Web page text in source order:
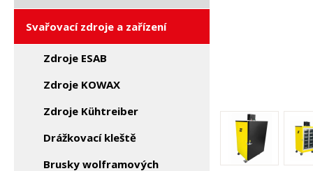
Svařovací zdroje a zařízení
Zdroje ESAB
Zdroje KOWAX
Zdroje Kühtreiber
Drážkovací kleště
Brusky wolframových